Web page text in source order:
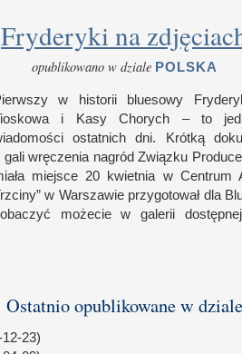
Fryderyki na
opublikowano w dziale POLSKA
w historii bluesowy
i Kasy Chorych – to
ostatnich dni. Krótką
gali wręczenia nagród Związku
miejsce 20 kwietnia w Centrum
w Warszawie przygotował dla
możeciew galerii
Ostatnio opublikowane w dziale
23)